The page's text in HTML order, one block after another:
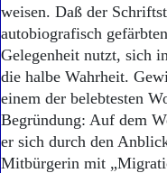
weisen. Daß der
autobiografisch
Gelegenheit nutzt, sich
die halbe Wahrheit.
einem der belebtesten
Begründung: Auf dem
er sich durch den
Mitbürgerin mit